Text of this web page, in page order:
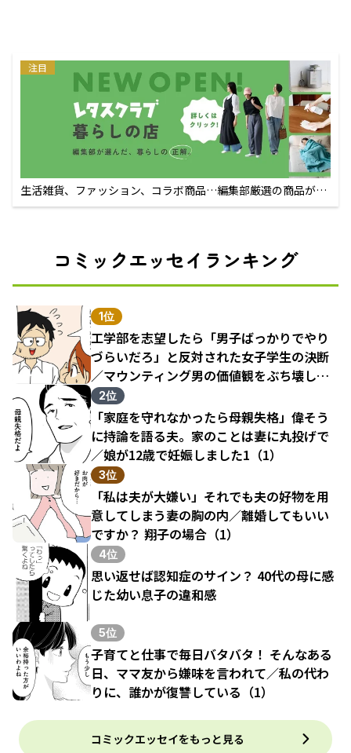
注目
生活雑貨、ファッション、コラボ商品…編集部厳選の商品が買
えるECサイト
コミックエッセイランキング
1位
工学部を志望したら「男子ばっかりでやり
づらいだろ」と反対された女子学生の決断
／マウンティング男の価値観をぶち壊した
結果（1）
2位
「家庭を守れなかったら母親失格」偉そう
に持論を語る夫。家のことは妻に丸投げで
／娘が12歳で妊娠しました1（1）
3位
「私は夫が大嫌い」それでも夫の好物を用
意してしまう妻の胸の内／離婚してもいい
ですか？ 翔子の場合（1）
4位
思い返せば認知症のサイン？ 40代の母に感
じた幼い息子の違和感
5位
子育てと仕事で毎日バタバタ！ そんなある
日、ママ友から嫌味を言われて／私の代わ
りに、誰かが復讐している（1）
コミックエッセイをもっと見る